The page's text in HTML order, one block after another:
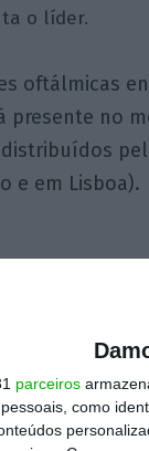
parceiros
como
o líder.
oftálmicas
presente no
e em Lisboa).